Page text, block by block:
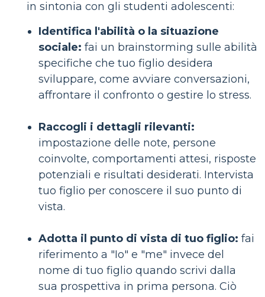
in sintonia con gli studenti adolescenti:
Identifica l'abilità o la situazione
sociale: fai un brainstorming sulle abilità
specifiche che tuo figlio desidera
sviluppare, come avviare conversazioni,
affrontare il confronto o gestire lo stress.
Raccogli i dettagli rilevanti:
impostazione delle note, persone
coinvolte, comportamenti attesi, risposte
potenziali e risultati desiderati. Intervista
tuo figlio per conoscere il suo punto di
vista.
Adotta il punto di vista di tuo figlio: fai
riferimento a "Io" e "me" invece del
nome di tuo figlio quando scrivi dalla
sua prospettiva in prima persona. Ciò